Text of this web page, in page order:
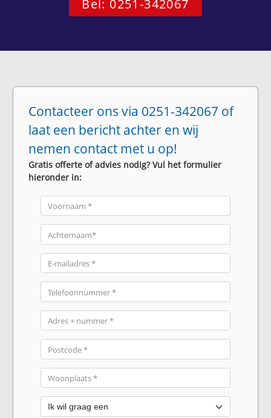
Bel: 0251-342067
Contacteer ons via 0251-342067 of
laat een bericht achter en wij
nemen contact met u op!
Gratis offerte of advies nodig? Vul het formulier
hieronder in: